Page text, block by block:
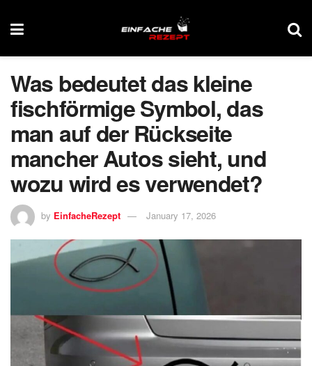
Was bedeutet das kleine
fischförmige Symbol, das
man auf der Rückseite
mancher Autos sieht, und
wozu wird es verwendet?
by EinfacheRezept January 17, 2026